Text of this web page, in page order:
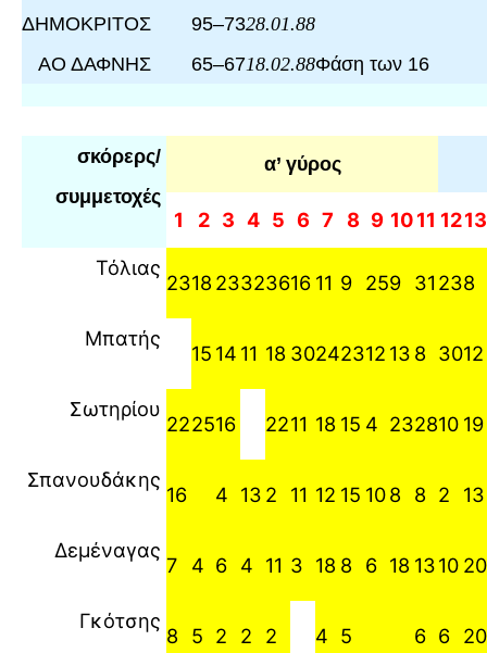
ΔΗΜΟΚΡΙΤΟΣ 95–7328.01.88
ΑΟ ΔΑΦΝΗΣ 65–6718.02.88Φάση των 16
σκόρερς/
συμμετοχές
α’ γύρος
1 2 3 4 5 6 7 8 9 1011 1213
Τόλιας
2318 23323616 11 9 259 31 238
Μπατής
15 14 11 18 30242312 13 8 3012
Σωτηρίου
222516 2211 18 15 4 232810 19
Σπανουδάκης
16 4 13 2 11 12 15 108 8 2 13
Δεμέναγας
7 4 6 4 11 3 18 8 6 18 1310 20
Γκότσης
8 5 2 2 2 4 5 6 6 20